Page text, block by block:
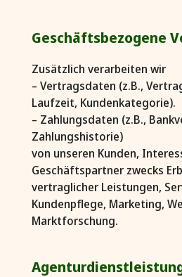
Geschäftsbezogene
Zusätzlich verarbeiten wir
– Vertragsdaten (z.B.,
Laufzeit, Kundenkategorie).
– Zahlungsdaten (z.B.,
Zahlungshistorie)
von unseren Kunden,
Geschäftspartner zwecks
vertraglicher Leistungen,
Kundenpflege, Marketing,
Marktforschung.